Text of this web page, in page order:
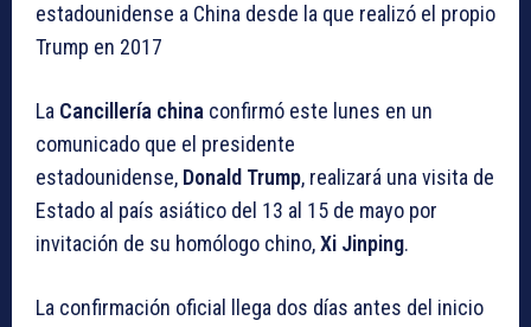
estadounidense a China desde la que realizó el propio
Trump en 2017
La Cancillería china confirmó este lunes en un
comunicado que el presidente
estadounidense, Donald Trump, realizará una visita de
Estado al país asiático del 13 al 15 de mayo por
invitación de su homólogo chino,Xi Jinping.
La confirmación oficial llega dos días antes del inicio